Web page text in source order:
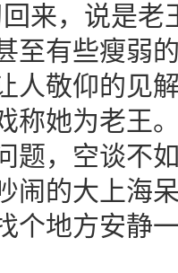
来，说是
至有些瘦弱
人敬仰的见
称她为老王
题，空谈不
闹的大上海
个地方安静